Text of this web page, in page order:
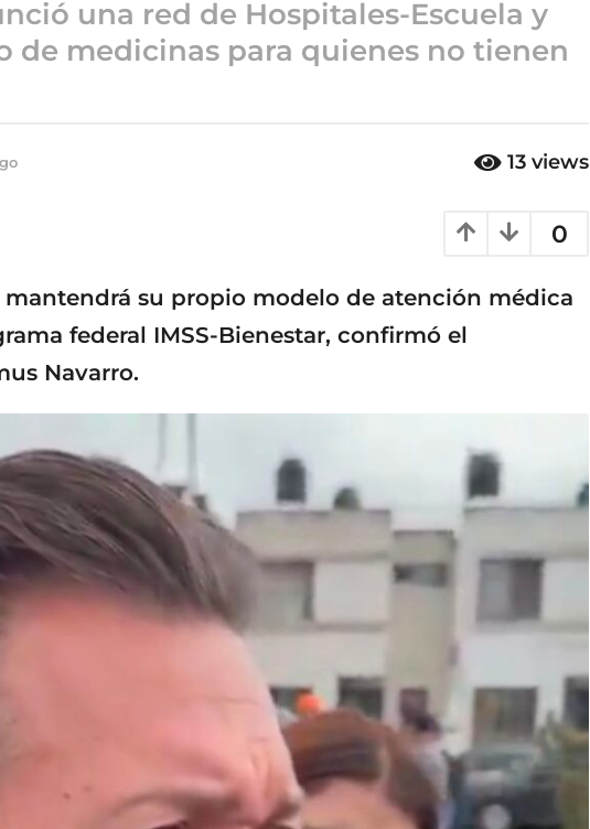
una red de Hospitales-Escuela y
de medicinas para quienes no tienen
a
g
13 views
0
mantendrá su propio modelo de atención médica
federal IMSS-Bienestar, confirmó el
Navarro.